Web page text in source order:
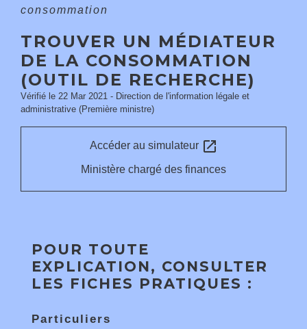
consommation
TROUVER UN MÉDIATEUR
DE LA CONSOMMATION
(OUTIL DE RECHERCHE)
Vérifié le 22 Mar 2021 - Direction de l'information légale et
administrative (Première ministre)
Accéder au simulateur open_in_new
Ministère chargé des finances
POUR TOUTE
EXPLICATION, CONSULTER
LES FICHES PRATIQUES :
Particuliers